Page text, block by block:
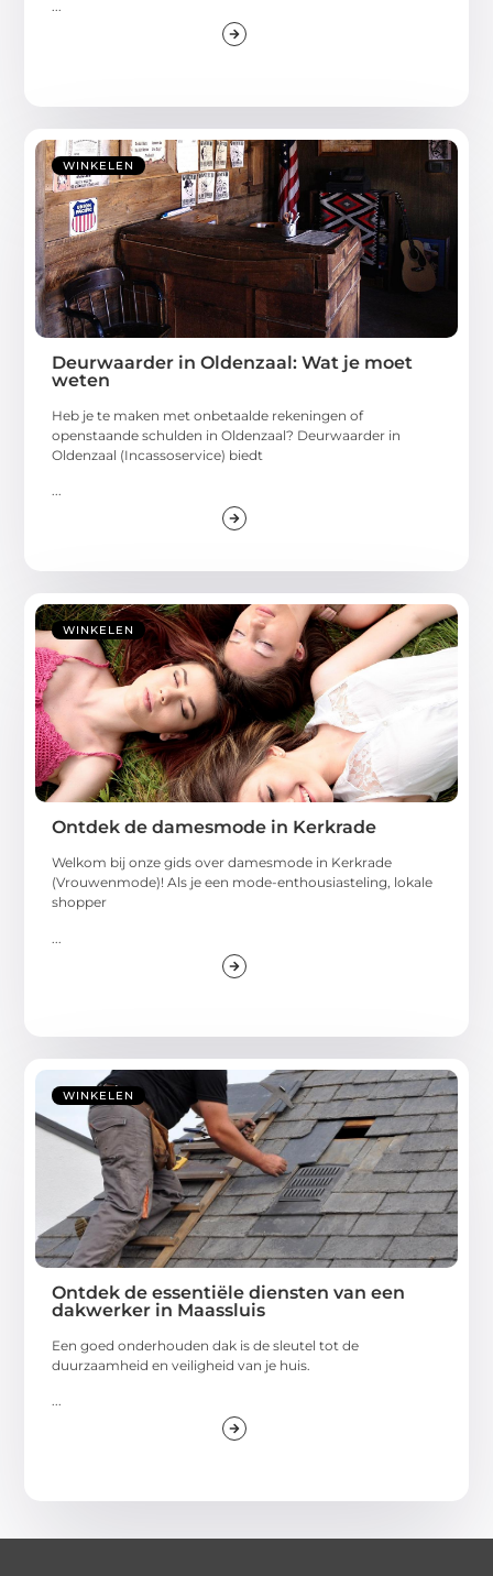
WINKELEN
Deurwaarder in Oldenzaal: Wat je moet
weten
Heb je te maken met onbetaalde rekeningen of
openstaande schulden in Oldenzaal? Deurwaarder in
Oldenzaal (Incassoservice) biedt
...
WINKELEN
Ontdek de damesmode in Kerkrade
Welkom bij onze gids over damesmode in Kerkrade
(Vrouwenmode)! Als je een mode-enthousiasteling, lokale
shopper
WINKELEN
Ontdek de essentiële diensten van een
dakwerker in Maassluis
Een goed onderhouden dak is de sleutel tot de
duurzaamheid en veiligheid van je huis.